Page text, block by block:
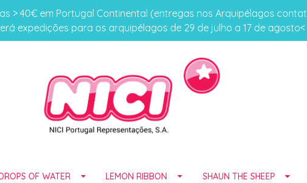
> 40€ em Portugal Continental (entregas nos Arquipélagos
expedições para os arquipélagos de 29 de julho a 17 de agosto<
OF WATER LEMON RIBBON SHAUN THE SHEEP